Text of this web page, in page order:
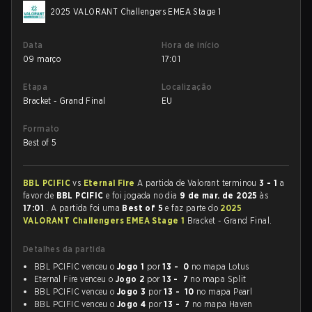
2025 VALORANT Challengers EMEA Stage 1
Data
09 março
Hora de início
17:01
Etapa
Bracket - Grand Final
Localização
EU
Formato
Best of 5
BBL PCIFICvs Eternal Fire A partida de Valorant terminou3 - 1 a
favor de BBL PCIFICe foi jogada no dia 9 de mar. de 2025às
17:01 . A partida foi uma Best of 5e faz parte do 2025
VALORANT Challengers EMEA Stage 1 Bracket - Grand Final.
Detalhes da partida
BBL PCIFIC venceu o Jogo 1 por13 - 0 no mapa Lotus
Eternal Fire venceu o Jogo 2 por13 - 7 no mapa Split
BBL PCIFIC venceu o Jogo 3 por13 - 10 no mapa Pearl
BBL PCIFIC venceu o Jogo 4 por13 - 7 no mapa Haven